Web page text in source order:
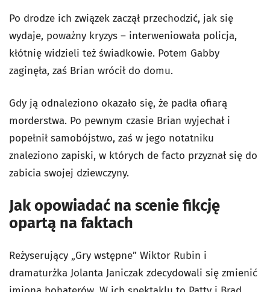
Po drodze ich związek zaczął przechodzić, jak się
wydaje, poważny kryzys – interweniowała policja,
kłótnię widzieli też świadkowie. Potem Gabby
zaginęła, zaś Brian wrócił do domu.
Gdy ją odnaleziono okazało się, że padła ofiarą
morderstwa. Po pewnym czasie Brian wyjechał i
popełnił samobójstwo, zaś w jego notatniku
znaleziono zapiski, w których de facto przyznał się do
zabicia swojej dziewczyny.
Jak opowiadać na scenie fikcję
opartą na faktach
Reżyserujący „Gry wstępne” Wiktor Rubin i
dramaturżka Jolanta Janiczak zdecydowali się zmienić